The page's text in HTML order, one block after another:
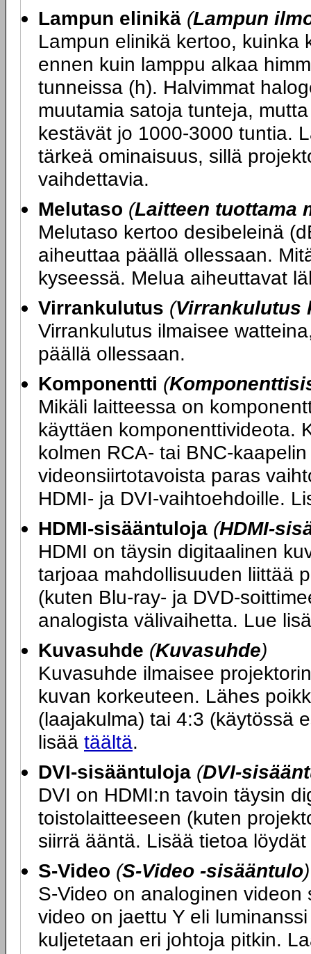
Lampun elinikä (Lampun
Lampun elinikä kertoo, kuinka
ennen kuin lamppu alkaa
tunneissa (h). Halvimmat
muutamia satoja tunteja,
kestävät jo 1000-3000 tuntia.
tärkeä ominaisuus, sillä
vaihdettavia.
Melutaso (Laitteen tuottama
Melutaso kertoo desibeleinä
aiheuttaa päällä ollessaan.
kyseessä. Melua aiheuttavat
Virrankulutus (Virrankulutus
Virrankulutus ilmaisee
päällä ollessaan.
Komponentti (
Mikäli laitteessa on
käyttäen komponenttivideota.
kolmen RCA- tai BNC-
videonsiirtotavoista paras
HDMI- ja DVI-vaihtoehdoille.
HDMI-sisääntuloja (HDMI-
HDMI on täysin digitaalinen
tarjoaa mahdollisuuden liittää
(kuten Blu-ray- ja DVD-
analogista välivaihetta. Lue
Kuvasuhde (Kuvasuhde)
Kuvasuhde ilmaisee
kuvan korkeuteen. Lähes
(laajakulma) tai 4:3 (käytössä
lisää täältä.
DVI-sisääntuloja (DVI-
DVI on HDMI:n tavoin täysin
toistolaitteeseen (kuten
siirrä ääntä. Lisää tietoa löydät
S-Video (S-Video -sisääntulo)
S-Video on analoginen
video on jaettu Y eli
kuljetetaan eri johtoja pitkin.